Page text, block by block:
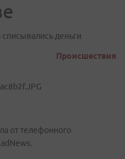
деньги
Происшествия
от телефонного